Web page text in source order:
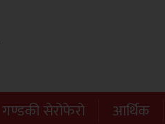
गण्डकी सेरोफेरो आर्थिक